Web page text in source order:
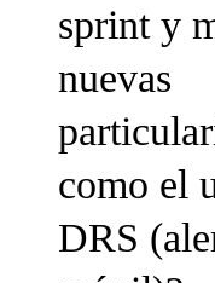
sprint y
nuevas
como el
DRS